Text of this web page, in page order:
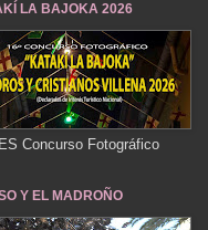
LA BAJOKA 2026
Concurso Fotográfico
Y EL MADROÑO